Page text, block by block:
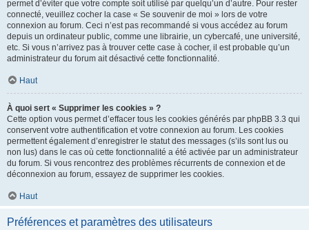
permet d’éviter que votre compte soit utilisé par quelqu’un d’autre. Pour rester
connecté, veuillez cocher la case « Se souvenir de moi » lors de votre
connexion au forum. Ceci n’est pas recommandé si vous accédez au forum
depuis un ordinateur public, comme une librairie, un cybercafé, une université,
etc. Si vous n’arrivez pas à trouver cette case à cocher, il est probable qu’un
administrateur du forum ait désactivé cette fonctionnalité.
Haut
À quoi sert « Supprimer les cookies » ?
Cette option vous permet d’effacer tous les cookies générés par phpBB 3.3 qui
conservent votre authentification et votre connexion au forum. Les cookies
permettent également d’enregistrer le statut des messages (s’ils sont lus ou
non lus) dans le cas où cette fonctionnalité a été activée par un administrateur
du forum. Si vous rencontrez des problèmes récurrents de connexion et de
déconnexion au forum, essayez de supprimer les cookies.
Haut
Préférences et paramètres des utilisateurs